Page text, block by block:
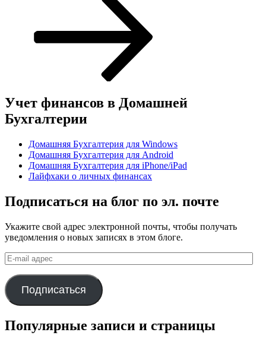
Учет финансов в Домашней
Бухгалтерии
Домашняя Бухгалтерия для Windows
Домашняя Бухгалтерия для Android
Домашняя Бухгалтерия для iPhone/iPad
Лайфхаки о личных финансах
Подписаться на блог по эл. почте
Укажите свой адрес электронной почты, чтобы получать
уведомления о новых записях в этом блоге.
E-
mail
адрес
Подписаться
Популярные записи и страницы